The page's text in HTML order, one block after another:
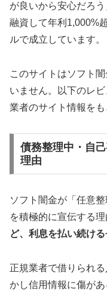
が良いから安心だろ
融資して年利1,000%
ルで成立しています。
このサイトはソフト
いません。以下のレ
業者のサイト情報をも
債務整理中・自
理由
ソフト闇金が「任意
を積極的に宣伝する理
ど、利息を払い続け
正規業者で借りられ
かし信用情報に傷が